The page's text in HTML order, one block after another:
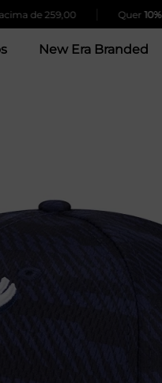
259,00 | 10% OFF
New Era Branded